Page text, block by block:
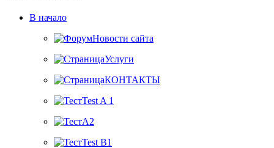
В начало
Новости сайта
Услуги
КОНТАКТЫ
Test A 1
A2
Test B1